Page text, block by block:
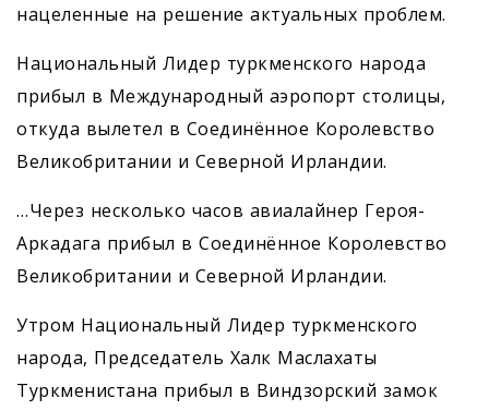
нацеленные на решение актуальных проблем.
Национальный Лидер туркменского народа
прибыл в Международный аэропорт столицы,
откуда вылетел в Соединённое Королевство
Великобритании и Северной Ирландии.
…Через несколько часов авиалайнер Героя-
Аркадага прибыл в Соединённое Королевство
Великобритании и Северной Ирландии.
Утром Национальный Лидер туркменского
народа, Председатель Халк Маслахаты
Туркменистана прибыл в Виндзорский замок